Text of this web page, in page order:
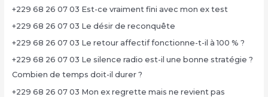
+229 68 26 07 03 Est-ce vraiment fini avec mon ex test
+229 68 26 07 03 Le désir de reconquête
+229 68 26 07 03 Le retour affectif fonctionne-t-il à 100 % ?
+229 68 26 07 03 Le silence radio est-il une bonne stratégie ?
Combien de temps doit-il durer ?
+229 68 26 07 03 Mon ex regrette mais ne revient pas